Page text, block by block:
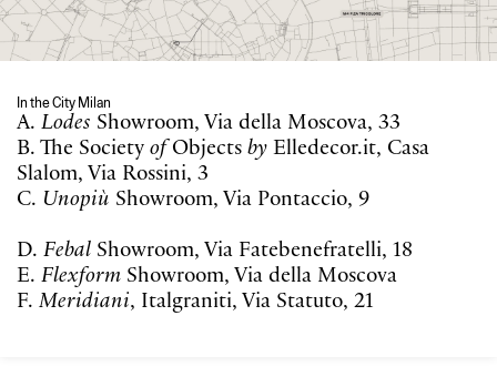
In the City Milan
A. Lodes Showroom, Via della Moscova, 33
B. The Society ofObjects by Elledecor.it, Casa
Slalom, Via Rossini, 3
C. Unopiù Showroom, Via Pontaccio, 9
D. Febal Showroom, Via Fatebenefratelli, 18
E. Flexform Showroom, Via della Moscova
F. Meridiani, Italgraniti, Via Statuto, 21